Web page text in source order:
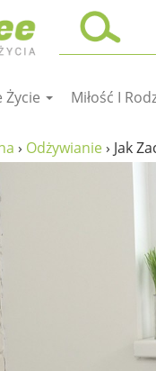
Życie Miłość I
› Odżywianie› Jak